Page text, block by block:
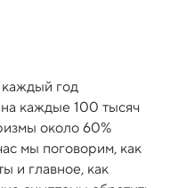
каждый год
каждые 100 тысяч
около 60%
мы поговорим, как
и главное, как